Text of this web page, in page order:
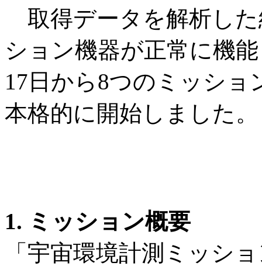
取得データを解析し
ション機器が正常に機
17日から8つのミッショ
本格的に開始しました。
1. ミッション概要
「宇宙環境計測ミッシ